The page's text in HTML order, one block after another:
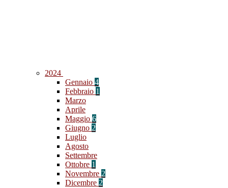
2024
Gennaio 4
Febbraio 1
Marzo
Aprile
Maggio 6
Giugno 2
Luglio
Agosto
Settembre
Ottobre 1
Novembre 2
Dicembre 2